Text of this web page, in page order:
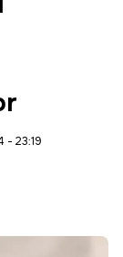
- 23:19